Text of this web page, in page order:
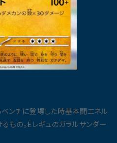
ンチに登場した時基本闘エネル
るもの。Eレギュのガラルサンダー